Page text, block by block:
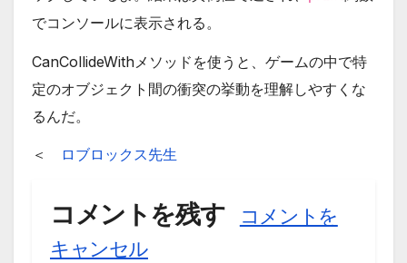
でコンソールに表示される。
CanCollideWithメソッドを使うと、ゲームの中で特
定のオブジェクト間の衝突の挙動を理解しやすくな
るんだ。
＜ ロブロックス先生
コメントを残す
コメントを
キャンセル